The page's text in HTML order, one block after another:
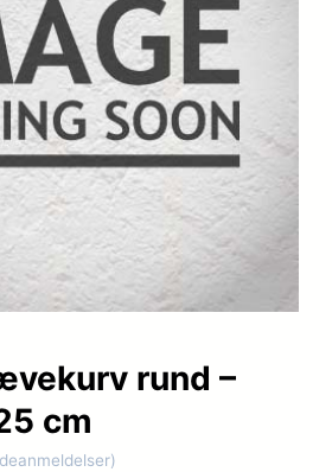
rund –
cm